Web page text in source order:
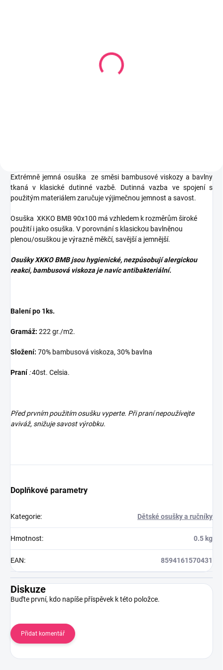
Dětský župan s výšivkou
Extrémně jemná osuška ze směsi bambusové viskozy a bavlny
tkaná v klasické dutinné vazbě. Dutinná vazba ve spojení s
použitým materiálem zaručuje výjimečnou jemnost a savost.
Osuška XKKO BMB 90x100 má vzhledem k rozměrům široké
použití i jako osuška. V porovnání s klasickou bavlněnou
plenou/osuškou je výrazně měkčí, savější a jemnější.
Osušky XKKO BMB jsou hygienické, nezpůsobují alergickou
reakci, bambusová viskoza je navíc antibakteriální.
Balení po 1ks.
Gramáž: 222 gr./m2.
Složení: 70% bambusová viskoza, 30% bavlna
Praní:40st. Celsia.
Před prvním použitím osušku vyperte. Při praní nepoužívejte
aviváž, snižuje savost výrobku.
Doplňkové parametry
Kategorie: Dětské osušky a ručníky
Hmotnost: 0.5 kg
EAN: 8594161570431
Diskuze
Buďte první, kdo napíše příspěvek k této položce.
Přidat komentář